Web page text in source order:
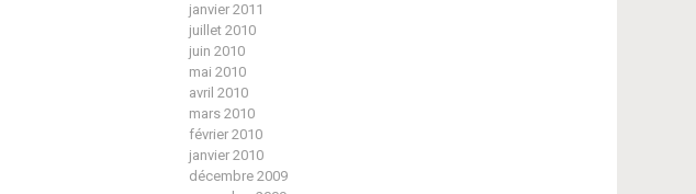
janvier 2011
juillet 2010
juin 2010
mai 2010
avril 2010
mars 2010
février 2010
janvier 2010
décembre 2009